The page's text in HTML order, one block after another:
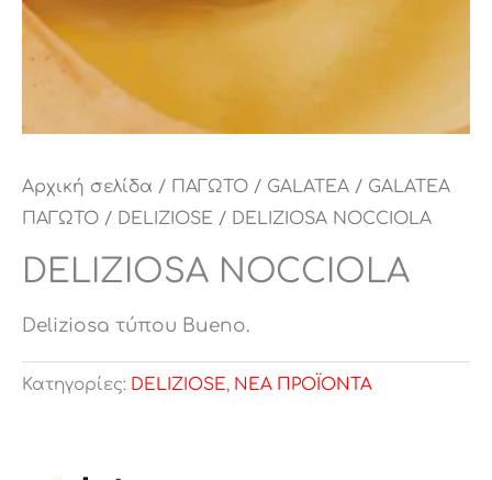
Αρχική σελίδα / ΠΑΓΩΤΟ / GALATEA / GALATEA
ΠΑΓΩΤΟ / DELIZIOSE / DELIZIOSA NOCCIOLA
DELIZIOSA NOCCIOLA
Deliziosa τύπου Bueno.
Κατηγορίες: DELIZIOSE, ΝΕΑ ΠΡΟΪΟΝΤΑ